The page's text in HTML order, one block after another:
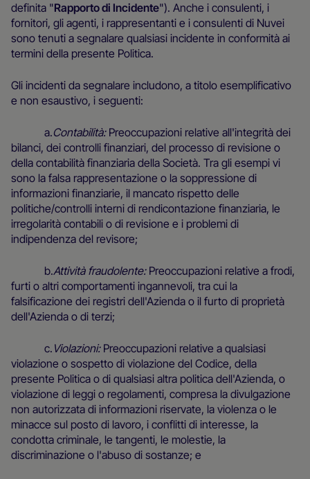
definita "Rapporto di Incidente"). Anche i consulenti, i
fornitori, gli agenti, i rappresentanti e i consulenti di Nuvei
sono tenuti a segnalare qualsiasi incidente in conformità ai
termini della presente Politica.
Gli incidenti da segnalare includono, a titolo esemplificativo
e non esaustivo, i seguenti:
a.Contabilità: Preoccupazioni relative all'integrità dei
bilanci, dei controlli finanziari, del processo di revisione o
della contabilità finanziaria della Società. Tra gli esempi vi
sono la falsa rappresentazione o la soppressione di
informazioni finanziarie, il mancato rispetto delle
politiche/controlli interni di rendicontazione finanziaria, le
irregolarità contabili o di revisione e i problemi di
indipendenza del revisore;
b.Attività fraudolente: Preoccupazioni relative a frodi,
furti o altri comportamenti ingannevoli, tra cui la
falsificazione dei registri dell'Azienda o il furto di proprietà
dell'Azienda o di terzi;
c. Violazioni:Preoccupazioni relative a qualsiasi
violazione o sospetto di violazione del Codice, della
presente Politica o di qualsiasi altra politica dell'Azienda, o
violazione di leggi o regolamenti, compresa la divulgazione
non autorizzata di informazioni riservate, la violenza o le
minacce sul posto di lavoro, i conflitti di interesse, la
condotta criminale, le tangenti, le molestie, la
discriminazione o l'abuso di sostanze; e